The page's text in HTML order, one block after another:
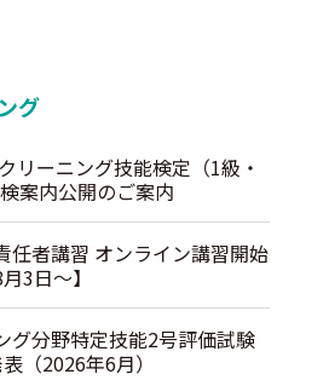
グ
リーニング技能検定（1級・
案内公開のご案内
任者講習 オンライン講習開始
3日～】
グ分野特定技能2号評価試験
（2026年6月）